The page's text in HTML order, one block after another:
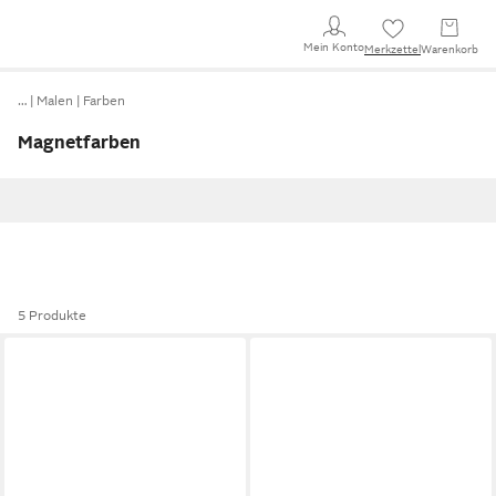
Mein KontoMerkzettel Warenkorb
… Malen Farben
Magnetfarben
5 Produkte